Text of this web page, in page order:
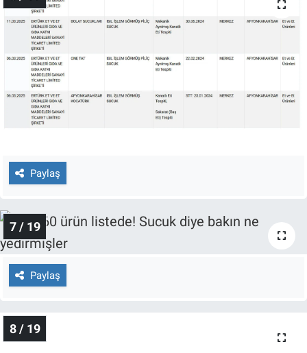
Paylaş
7 / 19
Paylaş
8 / 19